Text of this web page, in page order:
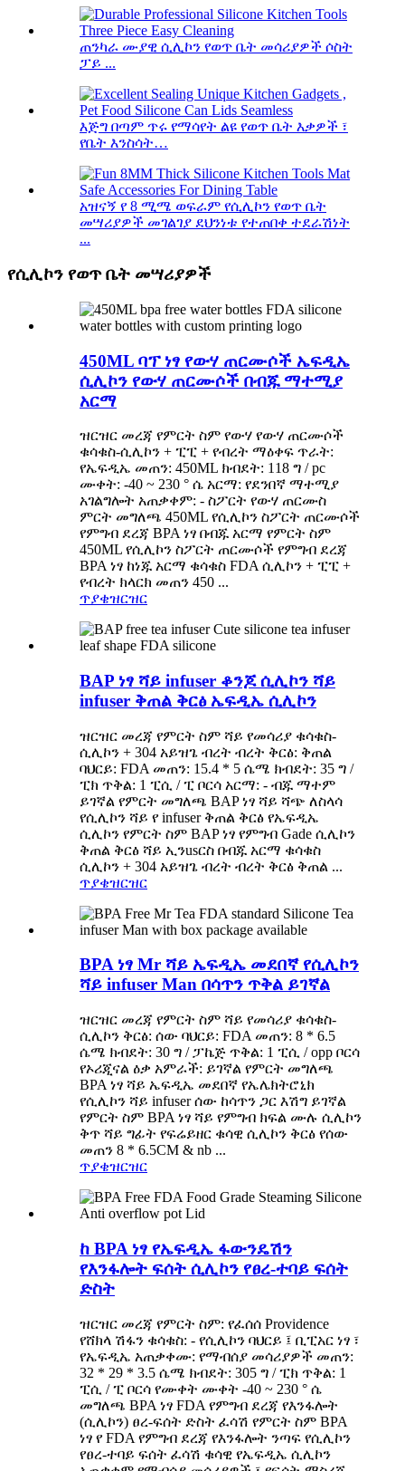
ጠንካራ ሙያዊ ሲሊኮን የወጥ ቤት መሳሪያዎች ሶስት
ፓይ ...
እጅግ በጣም ጥሩ የማሳየት ልዩ የወጥ ቤት እቃዎች ፣
የቤት እንስሳት…
አዝናኝ የ 8 ሚሜ ወፍራም የሲሊኮን የወጥ ቤት
መሣሪያዎች መገልገያ ደህንነቱ የተጠበቀ ተደራሽነት
...
የሲሊኮን የወጥ ቤት መሣሪያዎች
450ML ባፕ ነፃ የውሃ ጠርሙሶች ኤፍዲኤ
ሲሊኮን የውሃ ጠርሙሶች በብጁ ማተሚያ
አርማ
ዝርዝር መረጃ የምርት ስም የውሃ የውሃ ጠርሙሶች
ቁሳቁስ-ሲሊኮን + ፒፒ + የብረት ማዕቀፍ ጥራት:
የኤፍዲኤ መጠን: 450ML ክብደት: 118 ግ / pc
ሙቀት: -40 ~ 230 ° ሴ አርማ: የደንበኛ ማተሚያ
አገልግሎት አጠቃቀም: - ስፖርት የውሃ ጠርሙስ
ምርት መግለጫ 450ML የሲሊኮን ስፖርት ጠርሙሶች
የምግብ ደረጃ BPA ነፃ በብጁ አርማ የምርት ስም
450ML የሲሊኮን ስፖርት ጠርሙሶች የምግብ ደረጃ
BPA ነፃ ከነጁ አርማ ቁሳቁስ FDA ሲሊኮን + ፒፒ +
የብረት ክላርክ መጠን 450 ...
ጥያቄዝርዝር
BAP ነፃ ሻይ infuser ቆንጆ ሲሊኮን ሻይ
infuser ቅጠል ቅርፅ ኤፍዲኤ ሲሊኮን
ዝርዝር መረጃ የምርት ስም ሻይ የመሳሪያ ቁሳቁስ-
ሲሊኮን + 304 አይዝጌ ብረት ብረት ቅርፅ: ቅጠል
ባህርይ: FDA መጠን: 15.4 * 5 ሴሜ ክብደት: 35 ግ /
ፒክ ጥቅል: 1 ፒሲ / ፒ ቦርሳ አርማ: - ብጁ ማተም
ይገኛል የምርት መግለጫ BAP ነፃ ሻይ ሻጭ ለስላሳ
የሲሊኮን ሻይ የ infuser ቅጠል ቅርፅ የኤፍዲኤ
ሲሊኮን የምርት ስም BAP ነፃ የምግብ Gade ሲሊኮን
ቅጠል ቅርፅ ሻይ ኢንusርስ በብጁ አርማ ቁሳቁስ
ሲሊኮን + 304 አይዝጌ ብረት ብረት ቅርፅ ቅጠል ...
ጥያቄዝርዝር
BPA ነፃ Mr ሻይ ኤፍዲኤ መደበኛ የሲሊኮን
ሻይ infuser Man በሳጥን ጥቅል ይገኛል
ዝርዝር መረጃ የምርት ስም ሻይ የመሳሪያ ቁሳቁስ-
ሲሊኮን ቅርፅ: ሰው ባህርይ: FDA መጠን: 8 * 6.5
ሴሜ ክብደት: 30 ግ / ፓኬጅ ጥቅል: 1 ፒሲ / opp ቦርሳ
የኦሪጂናል ዕቃ አምራች: ይገኛል የምርት መግለጫ
BPA ነፃ ሻይ ኤፍዲኤ መደበኛ የኤሌክትሮኒክ
የሲሊኮን ሻይ infuser ሰው ከሳጥን ጋር እሽግ ይገኛል
የምርት ስም BPA ነፃ ሻይ የምግብ ክፍል ሙሉ ሲሊኮን
ቅጥ ሻይ ግፊት የፍሬይዘር ቁሳዊ ሲሊኮን ቅርፅ የሰው
መጠን 8 * 6.5CM & nb ...
ጥያቄዝርዝር
ከ BPA ነፃ የኤፍዲኤ ፋውንዴሽን
የእንፋሎት ፍሰት ሲሊኮን የፀረ-ተባይ ፍሰት
ድስት
ዝርዝር መረጃ የምርት ስም: የፈሰሰ Providence
የሸክላ ሽፋን ቁሳቁስ: - የሲሊኮን ባህርይ ፤ ቢፒአር ነፃ ፣
የኤፍዲኤ አጠቃቀሙ: የማብሰያ መሳሪያዎች መጠን:
32 * 29 * 3.5 ሴሜ ክብደት: 305 ግ / ፒክ ጥቅል: 1
ፒሲ / ፒ ቦርሳ የሙቀት ሙቀት -40 ~ 230 ° ሴ
መግለጫ BPA ነፃ FDA የምግብ ደረጃ የእንፋሎት
(ሲሊኮን) ፀረ-ፍሰት ድስት ፈሳሽ የምርት ስም BPA
ነፃ የ FDA የምግብ ደረጃ የእንፋሎት ንጣፍ የሲሊኮን
የፀረ-ተባይ ፍሰት ፈሳሽ ቁሳዊ የኤፍዲኤ ሲሊኮን